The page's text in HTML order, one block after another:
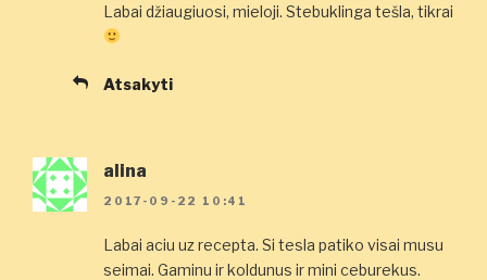
Labai džiaugiuosi, mieloji. Stebuklinga tešla, tikrai
Atsakyti
alina
2017-09-22 10:41
Labai aciu uz recepta. Si tesla patiko visai musu
seimai. Gaminu ir koldunus ir mini ceburekus.